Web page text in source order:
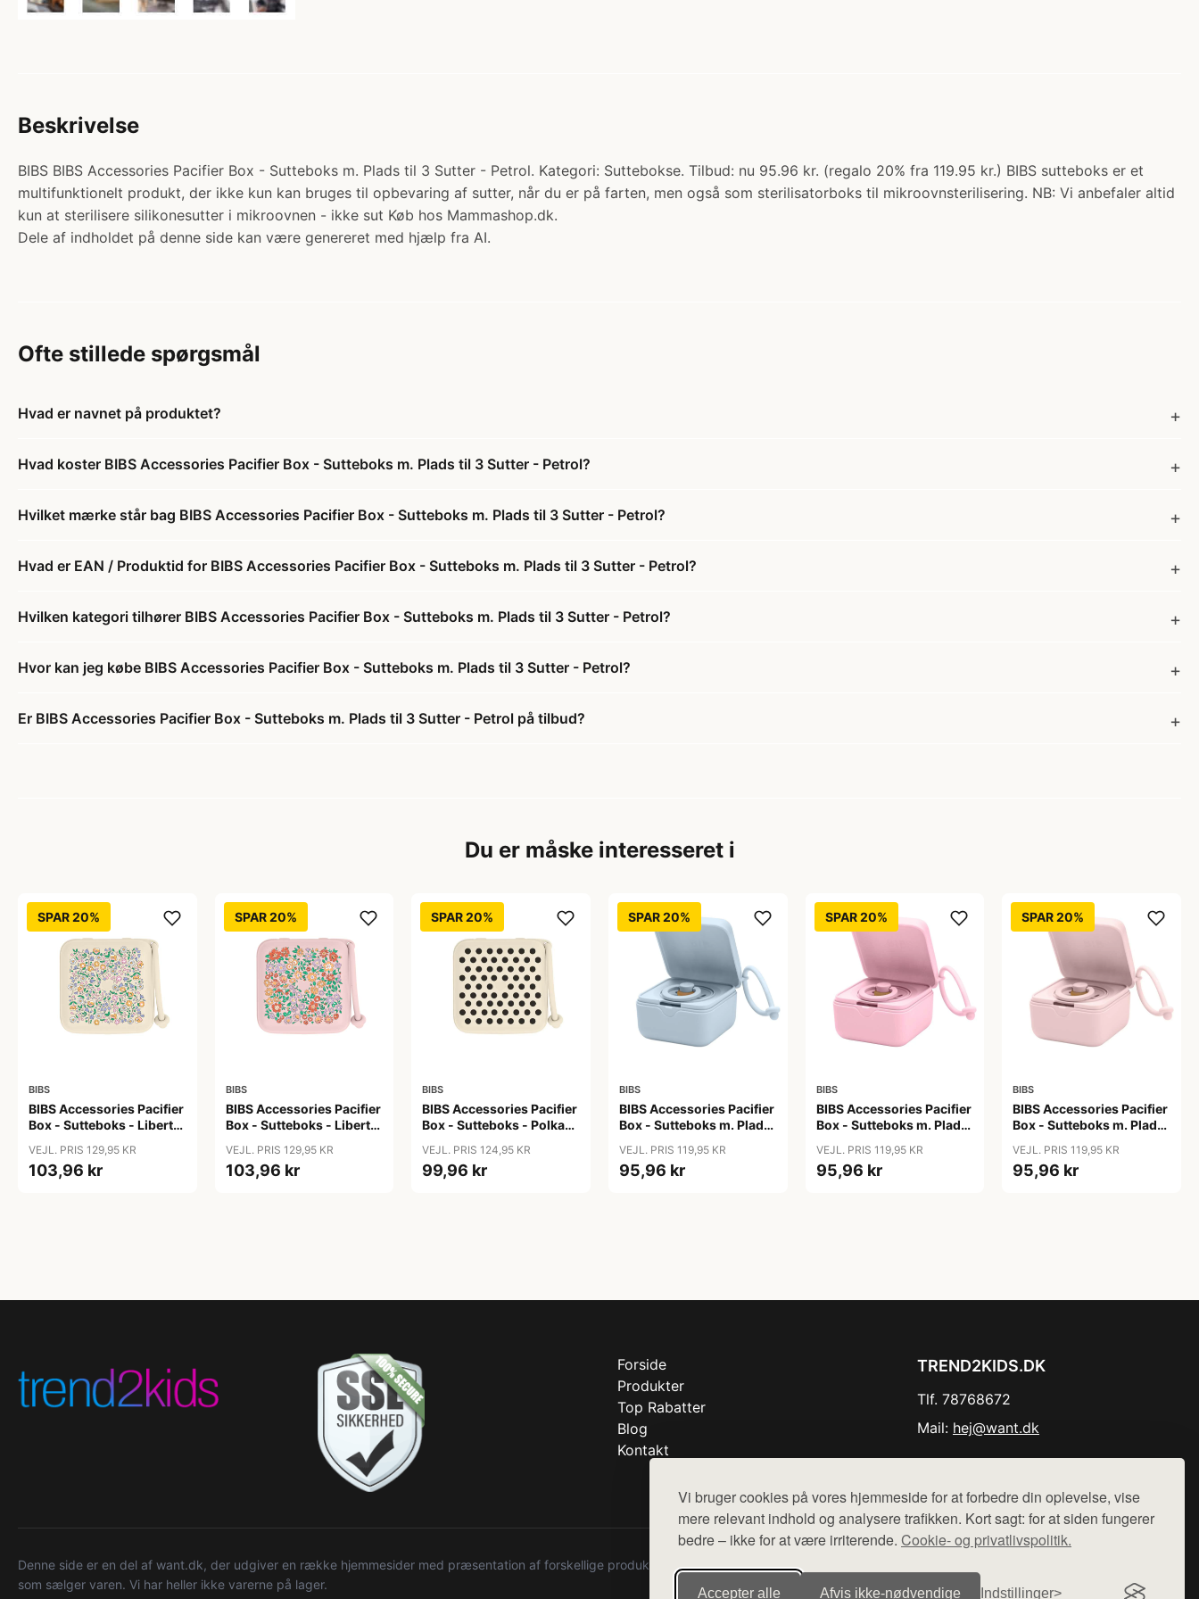
Vi bruger cookies på vores hjemmeside for at forbedre din oplevelse, vise
mere relevant indhold og analysere trafikken. Kort sagt: for at siden fungerer
bedre – ikke for at være irriterende. Cookie- og privatlivspolitik.
Accepter alle Afvis ikke‑nødvendige Indstillinger
Beskrivelse
BIBS BIBS Accessories Pacifier Box - Sutteboks m. Plads til 3 Sutter - Petrol. Kategori: Suttebokse. Tilbud: nu 95.96 kr. (regalo 20% fra 119.95 kr.) BIBS sutteboks er et
multifunktionelt produkt, der ikke kun kan bruges til opbevaring af sutter, når du er på farten, men også som sterilisatorboks til mikroovnsterilisering. NB: Vi anbefaler altid
kun at sterilisere silikonesutter i mikroovnen - ikke sut Køb hos Mammashop.dk.
Dele af indholdet på denne side kan være genereret med hjælp fra AI.
Ofte stillede spørgsmål
Hvad er navnet på produktet?
Hvad koster BIBS Accessories Pacifier Box - Sutteboks m. Plads til 3 Sutter - Petrol?
Hvilket mærke står bag BIBS Accessories Pacifier Box - Sutteboks m. Plads til 3 Sutter - Petrol?
Hvad er EAN / Produktid for BIBS Accessories Pacifier Box - Sutteboks m. Plads til 3 Sutter - Petrol?
Hvilken kategori tilhører BIBS Accessories Pacifier Box - Sutteboks m. Plads til 3 Sutter - Petrol?
Hvor kan jeg købe BIBS Accessories Pacifier Box - Sutteboks m. Plads til 3 Sutter - Petrol?
Er BIBS Accessories Pacifier Box - Sutteboks m. Plads til 3 Sutter - Petrol på tilbud?
Du er måske interesseret i
SPAR 20%
BIBS
BIBS Accessories Pacifier
Box - Sutteboks - Liberty
VEJL. PRIS 129,95 KR
103,96 kr
SPAR 20%
BIBS
BIBS Accessories Pacifier
Box - Sutteboks - Liberty
Meadow/Blossom
VEJL. PRIS 129,95 KR
103,96 kr
SPAR 20%
BIBS
BIBS Accessories Pacifier
Box - Sutteboks - Polka
VEJL. PRIS 124,95 KR
99,96 kr
SPAR 20%
BIBS
BIBS Accessories Pacifier
Box - Sutteboks m. Plads
VEJL. PRIS 119,95 KR
95,96 kr
SPAR 20%
BIBS
BIBS Accessories Pacifier
Box - Sutteboks m. Plads
VEJL. PRIS 119,95 KR
95,96 kr
SPAR 20%
BIBS
BIBS Accessories Pacifier
Box - Sutteboks m. Plads
VEJL. PRIS 119,95 KR
95,96 kr
Forside
Produkter
Top Rabatter
Blog
Kontakt
TREND2KIDS.DK
Tlf. 78768672
Mail: hej@want.dk
Denne side er en del af want.dk, der udgiver en række hjemmesider med præsentation af forskellige produkter fra diverse webshops. Der sælges ikke varer fra denne side - vi henviser til de shops,
som sælger varen. Vi har heller ikke varerne på lager.